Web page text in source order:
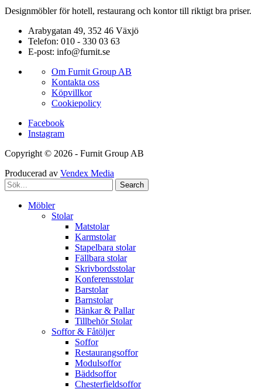
Designmöbler för hotell, restaurang och kontor till riktigt bra priser.
Arabygatan 49, 352 46 Växjö
Telefon: 010 - 330 03 63
E-post: info@furnit.se
Om Furnit Group AB
Kontakta oss
Köpvillkor
Cookiepolicy
Facebook
Instagram
Copyright © 2026 - Furnit Group AB
Producerad av Vendex Media
Search
Möbler
Stolar
Matstolar
Karmstolar
Stapelbara stolar
Fällbara stolar
Skrivbordsstolar
Konferensstolar
Barstolar
Barnstolar
Bänkar & Pallar
Tillbehör Stolar
Soffor & Fåtöljer
Soffor
Restaurangsoffor
Modulsoffor
Bäddsoffor
Chesterfieldsoffor